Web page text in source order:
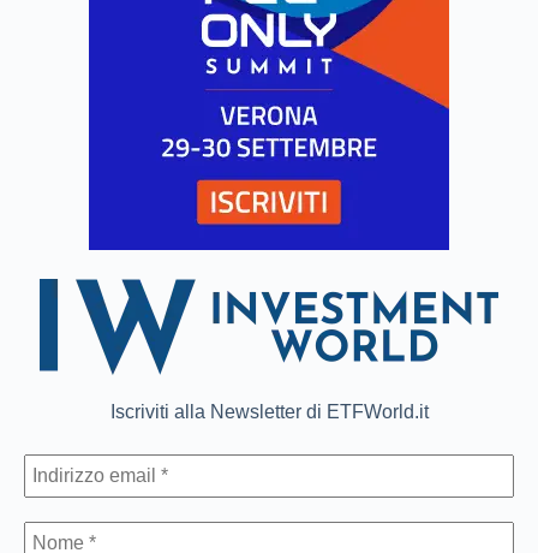
Iscriviti alla Newsletter di ETFWorld.it